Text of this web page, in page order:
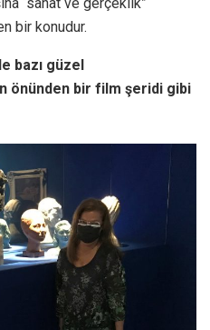
bir konudur.
bazı güzel
önünden bir film şeridi gibi